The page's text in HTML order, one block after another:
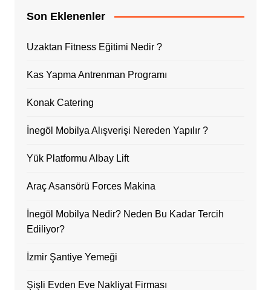
Son Eklenenler
Uzaktan Fitness Eğitimi Nedir ?
Kas Yapma Antrenman Programı
Konak Catering
İnegöl Mobilya Alışverişi Nereden Yapılır ?
Yük Platformu Albay Lift
Araç Asansörü Forces Makina
İnegöl Mobilya Nedir? Neden Bu Kadar Tercih
Ediliyor?
İzmir Şantiye Yemeği
Şişli Evden Eve Nakliyat Firması